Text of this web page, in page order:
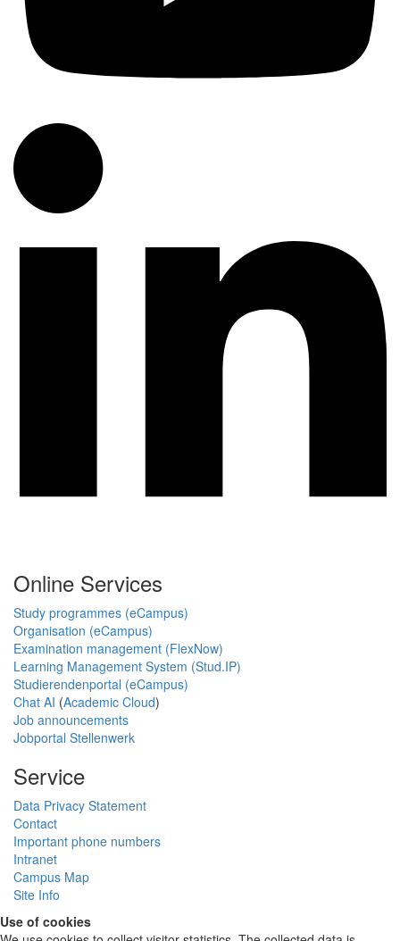
Online Services
Study programmes (eCampus)
Organisation (eCampus)
Examination management (FlexNow)
Learning Management System (Stud.IP)
Studierendenportal (eCampus)
Chat AI (Academic Cloud)
Job announcements
Jobportal Stellenwerk
Service
Data Privacy Statement
Contact
Important phone numbers
Intranet
Campus Map
Site Info
Use of cookies